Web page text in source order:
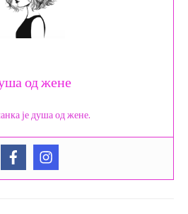
од жене
је душа од жене.